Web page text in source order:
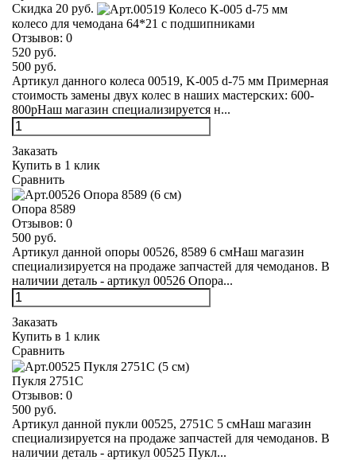
Скидка 20 руб.
колесо для чемодана 64*21 с подшипниками
Отзывов: 0
520 руб.
500 руб.
Артикул данного колеса 00519, K-005 d-75 мм Примерная
стоимость замены двух колес в наших мастерских: 600-
800рНаш магазин специализируется н...
Заказать
Купить в 1 клик
Сравнить
Опора 8589
Отзывов: 0
500 руб.
Артикул данной опоры 00526, 8589 6 смНаш магазин
специализируется на продаже запчастей для чемоданов. В
наличии деталь - артикул 00526 Опора...
Заказать
Купить в 1 клик
Сравнить
Пукля 2751С
Отзывов: 0
500 руб.
Артикул данной пукли 00525, 2751С 5 смНаш магазин
специализируется на продаже запчастей для чемоданов. В
наличии деталь - артикул 00525 Пукл...